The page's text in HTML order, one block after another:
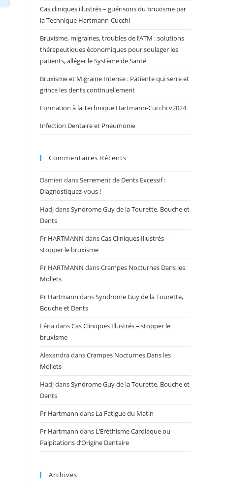
Cas cliniques illustrés – guérisons du bruxisme par
la Technique Hartmann-Cucchi
Bruxisme, migraines, troubles de l’ATM : solutions
thérapeutiques économiques pour soulager les
patients, alléger le Système de Santé
Bruxisme et Migraine Intense : Patiente qui serre et
grince les dents continuellement
Formation à la Technique Hartmann-Cucchi v2024
Infection Dentaire et Pneumonie
Commentaires Récents
Damien dansSerrement de Dents Excessif :
Diagnostiquez-vous !
HadjdansSyndrome Guy de la Tourette, Bouche et
Dents
Pr HARTMANN dansCas Cliniques Illustrés –
stopper le bruxisme
Pr HARTMANN dansCrampes Nocturnes Dans les
Mollets
Pr Hartmann dansSyndrome Guy de la Tourette,
Bouche et Dents
LénadansCas Cliniques Illustrés – stopper le
bruxisme
AlexandradansCrampes Nocturnes Dans les
Mollets
HadjdansSyndrome Guy de la Tourette, Bouche et
Dents
Pr Hartmann dans La Fatigue du Matin
Pr Hartmann dans L’Eréthisme Cardiaque ou
Palpitations d’Origine Dentaire
Archives